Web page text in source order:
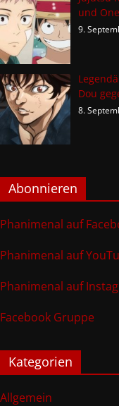
und
9.
Dou
8.
Abonnieren
Phanimenal auf
Phanimenal auf
Phanimenal auf
Facebook Gruppe
Kategorien
Allgemein